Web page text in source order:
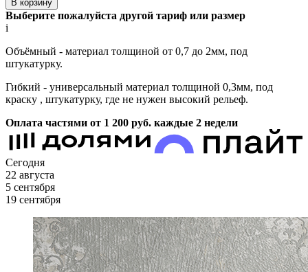
В корзину
Выберите пожалуйста другой тариф или размер
i
Объёмный - материал толщиной от 0,7 до 2мм, под
штукатурку.
Гибкий - универсальный материал толщиной 0,3мм, под
краску , штукатурку, где не нужен высокий рельеф.
Оплата частями от 1 200 руб. каждые 2 недели
Сегодня
22 августа
5 сентября
19 сентября